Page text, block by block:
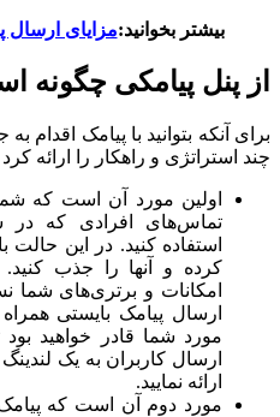
بیشتر بخوانید:مزایای ارسال
از پنل پیامکی چگونه
برای آنکه بتوانید با پیامک اقدام
چند استراتژی و راهکار را ارائه
اولین مورد آن است که
تماس‌های افرادی که
استفاده کنید. در این حالت
کرده و آنها را جذب کنید.
امکانات و برتری‌های شما
مورد شما قادر خواهید بود
ارسال کاربران به یک
ارائه نمایید.
مورد دوم آن است که